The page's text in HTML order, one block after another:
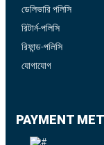
ডেলিভারি পলিসি
রিটার্ন-পলিসি
রিফান্ড-পলিসি
যোগাযোগ
PAYMENT